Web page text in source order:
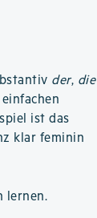
der, die
ist das
klar feminin
lernen.